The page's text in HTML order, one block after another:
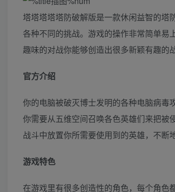
塔塔塔塔塔防破解版是一款休闲益智的塔
各种不同的挑战。游戏的操作非常简单易
趣味的对战你能够创造出很多新颖有趣的
官方介绍
你的电脑被破灭博士发明的各种电脑病毒
你需要从五维空间召唤各色英雄们来把被
战斗中放置你所需要使用到的英雄，不
游戏特色
在游戏里有很多创造性的角色，每个角色